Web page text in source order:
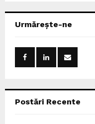
h
Urmărește-ne
Postări Recente